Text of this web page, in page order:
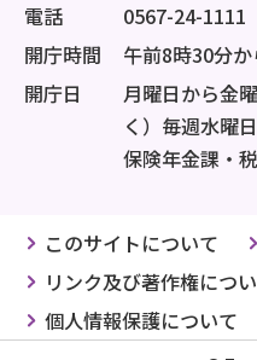
電話
0567-24-1111
開庁時間
午前8時30分
開庁日
月曜日から金
く）毎週水曜
保険年金課・
このサイトについて
リンク及び著作権につ
個人情報保護について